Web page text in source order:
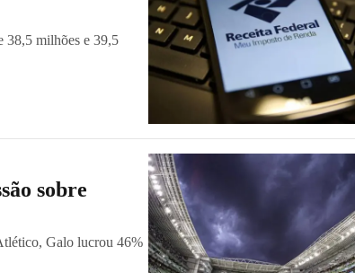
38,5 milhões e 39,5
sobre
Galo lucrou 46%